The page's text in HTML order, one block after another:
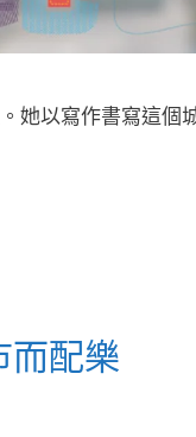
她以寫作書寫這
而配樂